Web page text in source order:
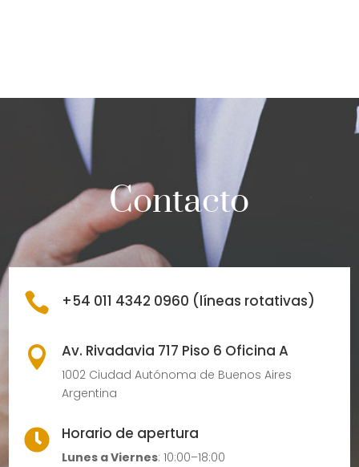
Contacto
 +54 011 4342 0960 (líneas rotativas)
 Av. Rivadavia 717 Piso 6 Oficina A
1002 Ciudad Autónoma de Buenos Aires
Argentina
 Horario de apertura
Lunes a Viernes: 10:00–18:00